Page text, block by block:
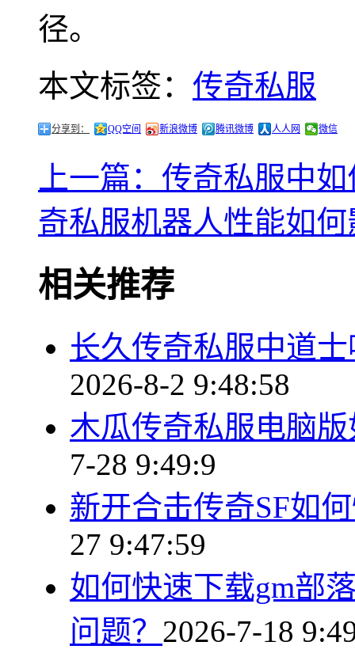
径。
本文标签： 传奇私服
分享到： QQ空间 新浪微博 腾讯微博 人人网 微信
上一篇：传奇私服中
奇私服机器人性能如
相关推荐
长久传奇私服中道
2026-8-2 9:48:58
木瓜传奇私服电脑
7-28 9:49:9
新开合击传奇SF如
27 9:47:59
如何快速下载gm部
问题？ 2026-7-18